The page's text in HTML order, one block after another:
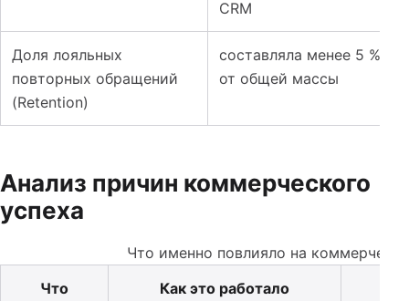
CRM
Доля лояльных
повторных обращений
(Retention)
составляла менее 5 %
от общей массы
Анализ причин коммерческого
успеха
Что именно повлияло на
Что
Как это работало